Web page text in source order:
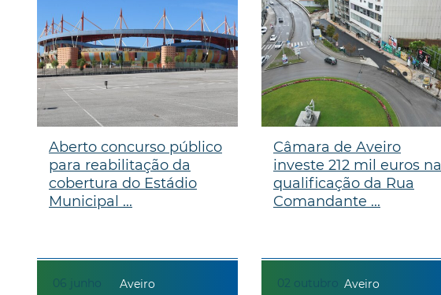
06 junho
Aberto concurso público
para reabilitação da
cobertura do Estádio
Municipal ...
Aveiro 02 outubro
Câmara de Aveiro
investe 212 mil euros na
qualificação da Rua
Comandante ...
Aveiro